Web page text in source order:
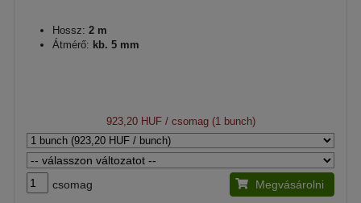
Hossz: 2 m
Átmérő: kb. 5 mm
923,20 HUF/ csomag (1 bunch)
csomag Megvásárolni